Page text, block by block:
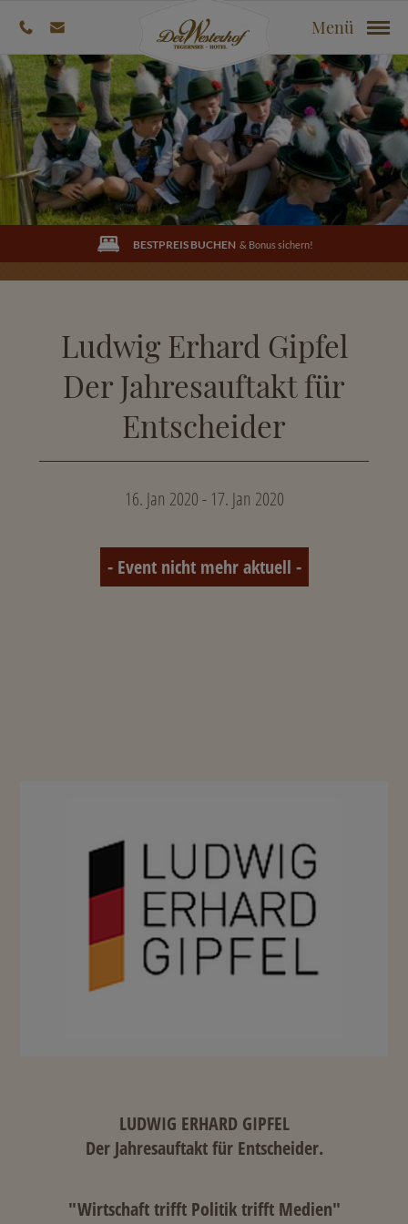
Menü
BESTPREIS BUCHEN & Bonus sichern!
Ludwig Erhard Gipfel
Der Jahresauftakt für
Entscheider
16. Jan 2020 - 17. Jan 2020
- Event nicht mehr aktuell -
LUDWIG ERHARD GIPFEL
Der Jahresauftakt für Entscheider.
"Wirtschaft trifft Politik trifft Medien"